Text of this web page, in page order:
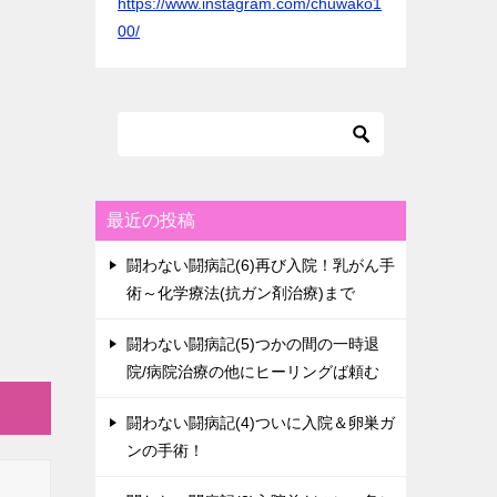
00/
最近の投稿
闘わない闘病記(6)再び入院！乳がん手
術～化学療法(抗ガン剤治療)まで
闘わない闘病記(5)つかの間の一時退
院/病院治療の他にヒーリングば頼む
闘わない闘病記(4)ついに入院＆卵巣ガ
ンの手術！